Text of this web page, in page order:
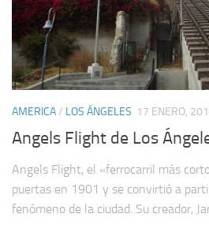
AMERICA/ LOS ÁNGELES 17 ENERO,
Angels Flight de Los
Angels Flight, el «ferrocarril más
puertas en 1901 y se convirtió a
fenómeno de la ciudad. Su creador,